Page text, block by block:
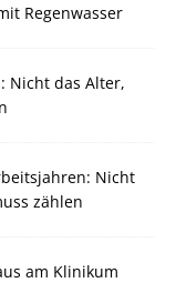
Regenwasser
Nicht das Alter,
Nicht
zählen
am Klinikum